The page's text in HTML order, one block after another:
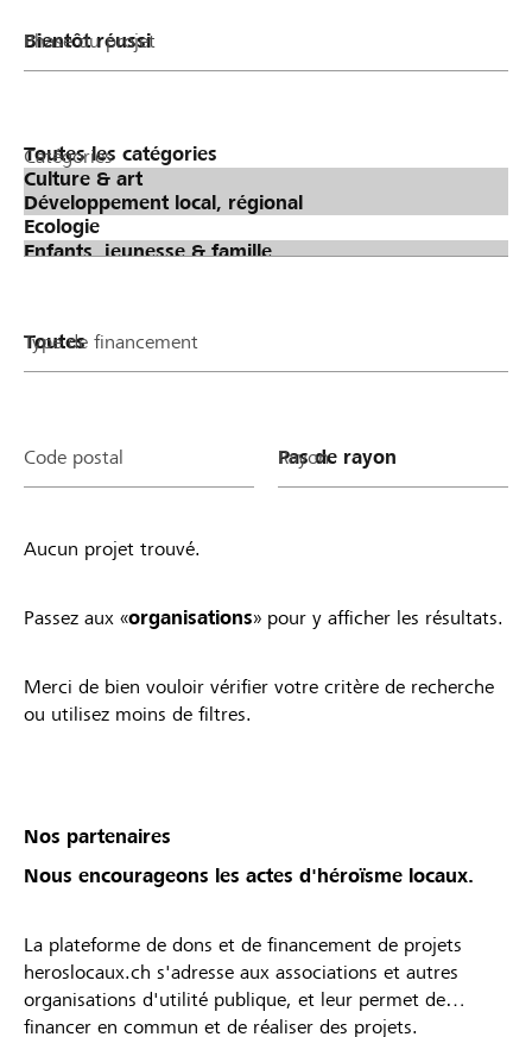
Phase du projet
Catégories
Type de financement
Code postal Rayon
Aucun projet trouvé.
Passez aux «organisations» pour y afficher les résultats.
Merci de bien vouloir vérifier votre critère de recherche
ou utilisez moins de filtres.
Nos partenaires
Nous encourageons les actes d'héroïsme locaux.
La plateforme de dons et de financement de projets
heroslocaux.ch s'adresse aux associations et autres
organisations d'utilité publique, et leur permet de
financer en commun et de réaliser des projets.